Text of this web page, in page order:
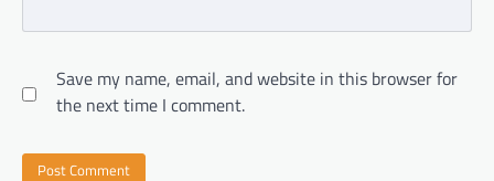
Save my name, email, and website in this browser for
the next time I comment.